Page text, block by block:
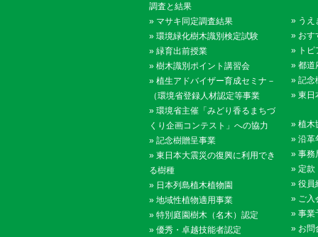
調査と結果
» マサキ同定調査結果
» 環境緑化樹木識別検定試験
» 緑育出前授業
» 樹木識別ポイント講習会
» 植生アドバイザー育成セミナ－
（環境省登録人材認定等事業
» 環境省主催「みどり香るまちづ
くり企画コンテスト」への協力
» 記念樹贈呈事業
» 東日本大震災の復興に利用でき
る樹種
» 日本列島植木植物園
» 地域性植物適用事業
» 特別庭園樹木（名木）認定
» 優秀・卓越技能者認定
» うえ
» おす
» ト
» 都道
» 記念
» 東日
» 植木
» 沿革
» 事務
» 定款
» 役員
» ご入
» 事業
» お問